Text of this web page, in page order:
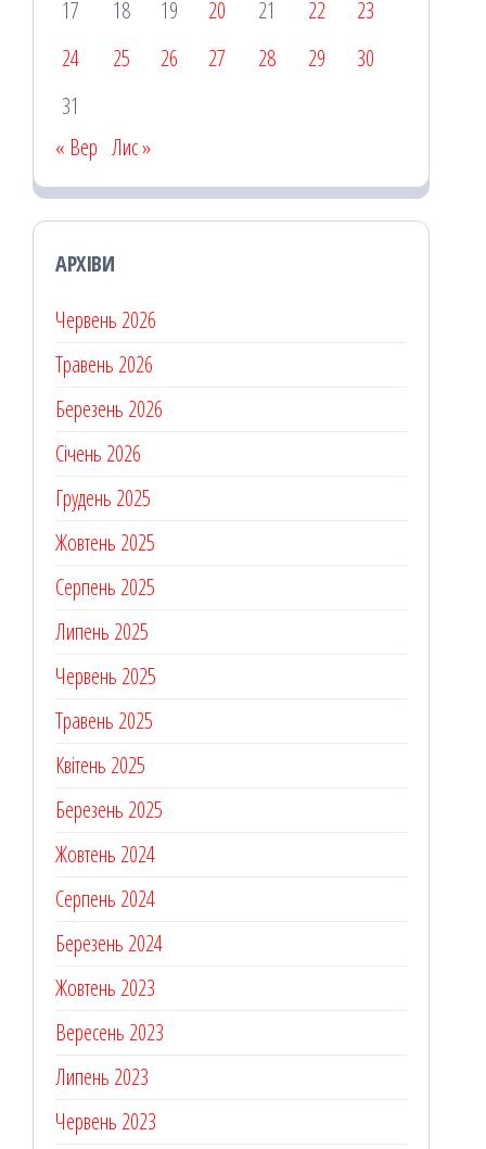
17
18 19 20 21 22
23
24
25 26 27 28 29
30
31
« Вер Лис »
АРХІВИ
Червень 2026
Травень 2026
Березень 2026
Січень 2026
Грудень 2025
Жовтень 2025
Серпень 2025
Липень 2025
Червень 2025
Травень 2025
Квітень 2025
Березень 2025
Жовтень 2024
Серпень 2024
Березень 2024
Жовтень 2023
Вересень 2023
Липень 2023
Червень 2023